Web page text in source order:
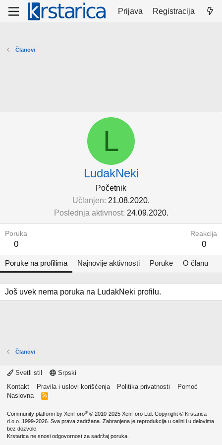
Prijava Registracija
Članovi
L
LudakNeki
Početnik
Učlanjen 21.08.2020.
Poslednja aktivnost 24.09.2020.
Poruka
0
Reakcija
0
Poruke na profilima Najnovije aktivnosti Poruke O članu
Još uvek nema poruka na LudakNeki profilu.
Članovi
Svetli stil
Srpski
Kontakt
Pravila i uslovi korišćenja Politika privatnosti
Pomoć
Naslovna
R
Community platform by XenForo® © 2010-2025 XenForo Ltd. Copyright © Krstarica
d.o.o. 1999-2026. Sva prava zadržana. Zabranjena je reprodukcija u celini i u delovima
bez dozvole.
Krstarica ne snosi odgovornost za sadržaj poruka.